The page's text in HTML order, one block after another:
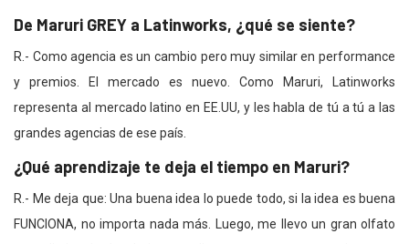
De Maruri GREY a Latinworks, ¿qué se siente?
R.- Como agencia es un cambio pero muy similar en performance
y premios. El mercado es nuevo. Como Maruri, Latinworks
representa al mercado latino en EE.UU, y les habla de tú a tú a las
grandes agencias de ese país.
¿Qué aprendizaje te deja el tiempo en Maruri?
R.- Me deja que: Una buena idea lo puede todo, si la idea es buena
FUNCIONA, no importa nada más. Luego, me llevo un gran olfato